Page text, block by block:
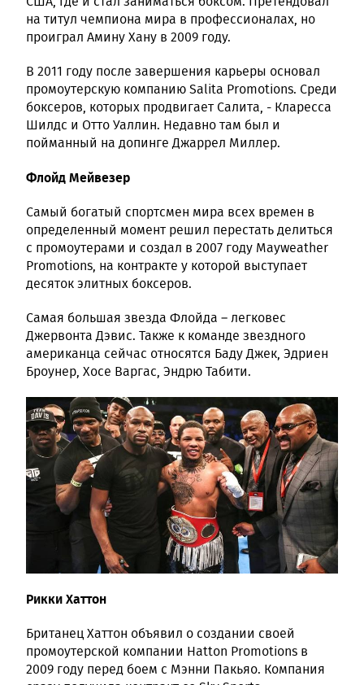
на титул чемпиона мира в профессионалах, но
проиграл Амину Хану в 2009 году.
В 2011 году после завершения карьеры основал
промоутерскую компанию Salita Promotions. Среди
боксеров, которых продвигает Салита, - Кларесса
Шилдс и Отто Уаллин. Недавно там был и
пойманный на допинге Джаррел Миллер.
Флойд Мейвезер
Самый богатый спортсмен мира всех времен в
определенный момент решил перестать делиться
с промоутерами и создал в 2007 году Mayweather
Promotions, на контракте у которой выступает
десяток элитных боксеров.
Самая большая звезда Флойда – легковес
Джервонта Дэвис. Также к команде звездного
американца сейчас относятся Баду Джек, Эдриен
Броунер, Хосе Варгас, Эндрю Табити.
Рикки Хаттон
Британец Хаттон объявил о создании своей
промоутерской компании Hatton Promotions в
2009 году перед боем с Мэнни Пакьяо. Компания